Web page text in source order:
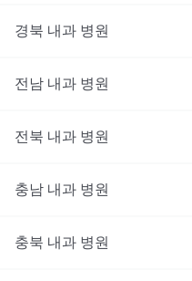
경북 내과 병원
전남 내과 병원
전북 내과 병원
충남 내과 병원
충북 내과 병원
대기없이 진료를 받고 싶으신가요?